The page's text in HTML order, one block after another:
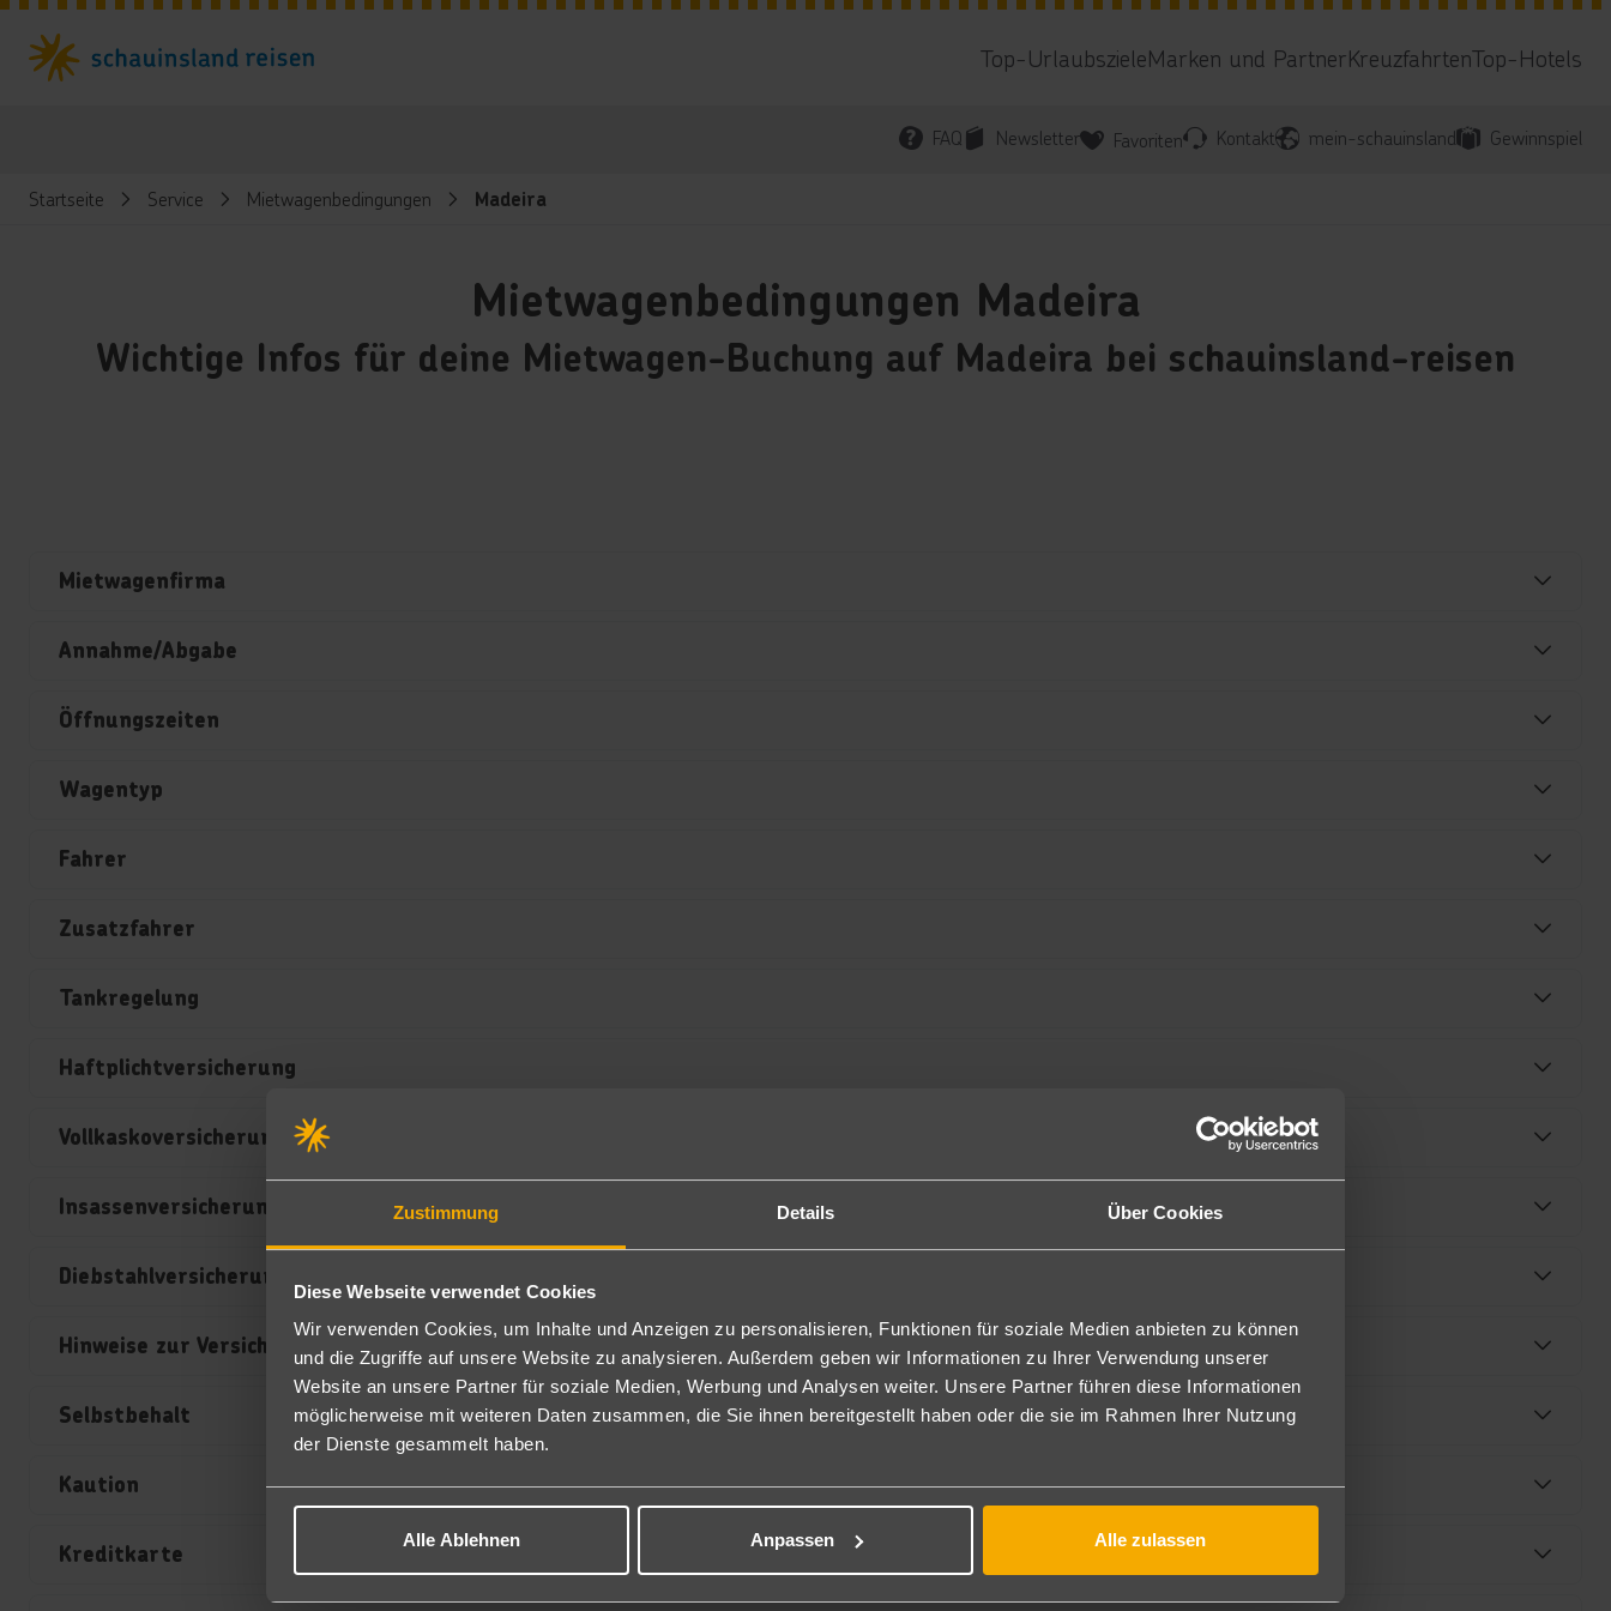
Zustimmung Details Über Cookies
Diese Webseite verwendet Cookies
Wir verwenden Cookies, um Inhalte und Anzeigen zu personalisieren, Funktionen für soziale Medien anbieten zu können
und die Zugriffe auf unsere Website zu analysieren. Außerdem geben wir Informationen zu Ihrer Verwendung unserer
Website an unsere Partner für soziale Medien, Werbung und Analysen weiter. Unsere Partner führen diese Informationen
möglicherweise mit weiteren Daten zusammen, die Sie ihnen bereitgestellt haben oder die sie im Rahmen Ihrer Nutzung
der Dienste gesammelt haben.
Alle Ablehnen Anpassen Alle zulassen
Top-UrlaubszieleMarken und PartnerKreuzfahrtenTop-Hotels
FAQ Newsletter Favoriten Kontakt mein-schauinsland Gewinnspiel
Startseite Service Mietwagenbedingungen Madeira
Mietwagenbedingungen Madeira
Wichtige Infos für deine Mietwagen-Buchung auf Madeira bei schauinsland-reisen
Mietwagenfirma
Annahme/Abgabe
Öffnungszeiten
Wagentyp
Fahrer
Zusatzfahrer
Tankregelung
Haftplichtversicherung
Vollkaskoversicherung
Insassenversicherung
Diebstahlversicherung
Hinweise zur Versicherung
Selbstbehalt
Kaution
Kreditkarte